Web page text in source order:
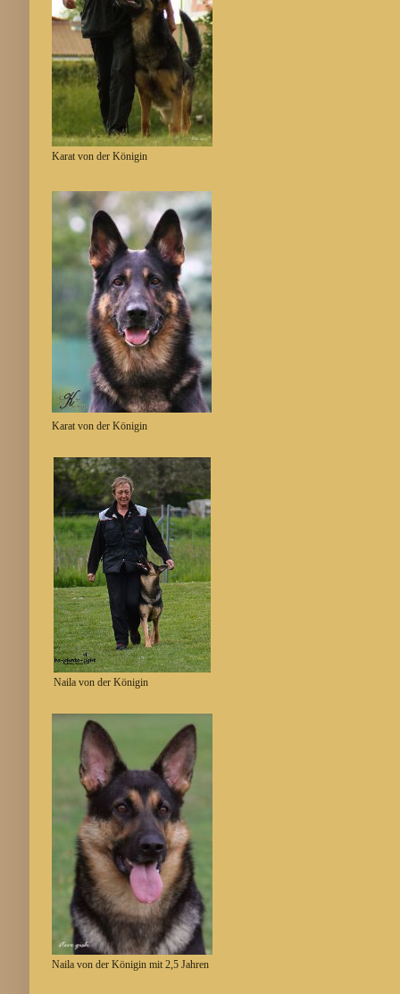
Karat von der Königin
Karat von der Königin
Naila von der Königin
Naila von der Königin mit 2,5 Jahren